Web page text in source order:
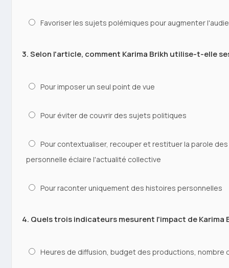
Favoriser les sujets polémiques pour augmenter
3. Selon l'article, comment Karima Brikh utilise-t-elle
Pour imposer un seul point de vue
Pour éviter de couvrir des sujets politiques
Pour contextualiser, recouper et restituer la parole
personnelle éclaire l'actualité collective
Pour raconter uniquement des histoires personnelles
4. Quels trois indicateurs mesurent l'impact de Karima
Heures de diffusion, budget des productions, nombre